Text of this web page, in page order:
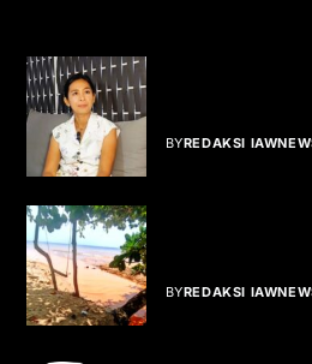
BYREDAKSI
BYREDAKSI